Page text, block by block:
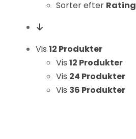
Sorter efter Rating
Vis 12 Produkter
Vis 12 Produkter
Vis 24 Produkter
Vis 36 Produkter
hjemmesiden
bruges.
Oplevelse
For at vores
hjemmeside